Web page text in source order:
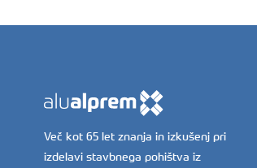
Več kot 65 let znanja in izkušenj pri
izdelavi stavbnega pohištva iz